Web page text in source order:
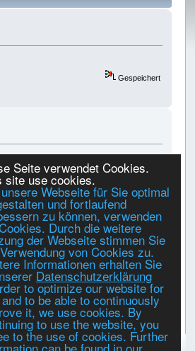
Seite verwendet Cookies.
site use cookies.
Webseite für Sie optimal
und fortlaufend
zu können, verwenden
Durch die weitere
der Webseite stimmen Sie
von Cookies zu.
Informationen erhalten Sie
Datenschutzerklärung
to optimize our website for
to be able to continuously
it, we use cookies. By
to use the website, you
to the use of cookies. Further
Gespeichert
Gespeichert
DRUCKEN
Gehe zu: